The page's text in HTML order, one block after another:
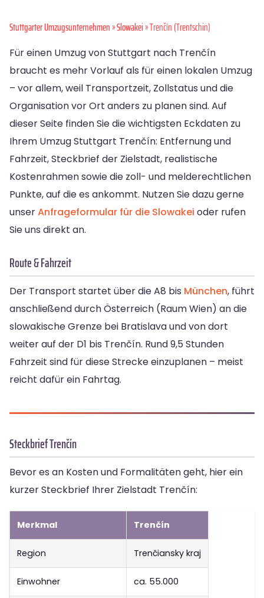
Stuttgarter Umzugsunternehmen»Slowakei» Trenčín (Trentschin)
Für einen Umzug von Stuttgart nach Trenčín
braucht es mehr Vorlauf als für einen lokalen Umzug
– vor allem, weil Transportzeit, Zollstatus und die
Organisation vor Ort anders zu planen sind. Auf
dieser Seite finden Sie die wichtigsten Eckdaten zu
Ihrem Umzug Stuttgart Trenčín: Entfernung und
Fahrzeit, Steckbrief der Zielstadt, realistische
Kostenrahmen sowie die zoll- und melderechtlichen
Punkte, auf die es ankommt. Nutzen Sie dazu gerne
unserAnfrageformular für die Slowakei oder rufen
Sie uns direkt an.
Route & Fahrzeit
Der Transport startet über die A8 bis München, führt
anschließend durch Österreich (Raum Wien) an die
slowakische Grenze bei Bratislava und von dort
weiter auf der D1 bis Trenčín. Rund 9,5 Stunden
Fahrzeit sind für diese Strecke einzuplanen – meist
reicht dafür ein Fahrtag.
Steckbrief Trenčín
Bevor es an Kosten und Formalitäten geht, hier ein
kurzer Steckbrief Ihrer Zielstadt Trenčín:
Merkmal Trenčín
Region Trenčiansky kraj
Einwohner ca. 55.000